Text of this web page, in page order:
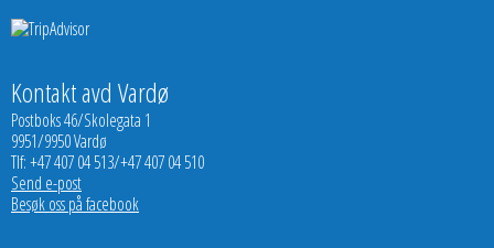
Kontakt avd Vardø
Postboks 46/Skolegata 1
9951/9950 Vardø
Tlf: +47 407 04 513/+47 407 04 510
Send e-post
Besøk oss på facebook